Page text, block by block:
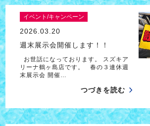
イベント/キャンペーン
2026.03.20
週末展示会開催します！！
お世話になっております。 スズキア
リーナ鶴ヶ島店です。 春の３連休週
末展示会 開催…
つづきを読む